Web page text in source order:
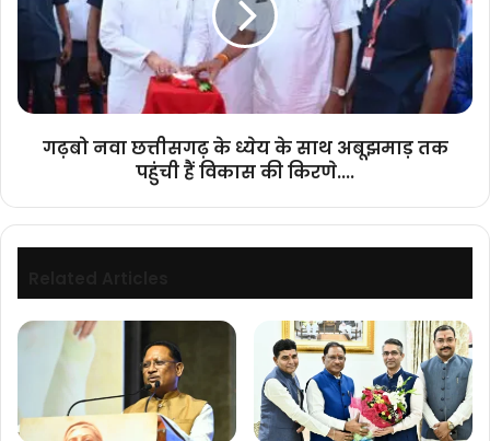
साथ
अबूझमाड़
तक
की
किरणे....
गढ़बो नवा छत्तीसगढ़ के ध्येय के साथ अबूझमाड़ तक
पहुंची हैं विकास की किरणे....